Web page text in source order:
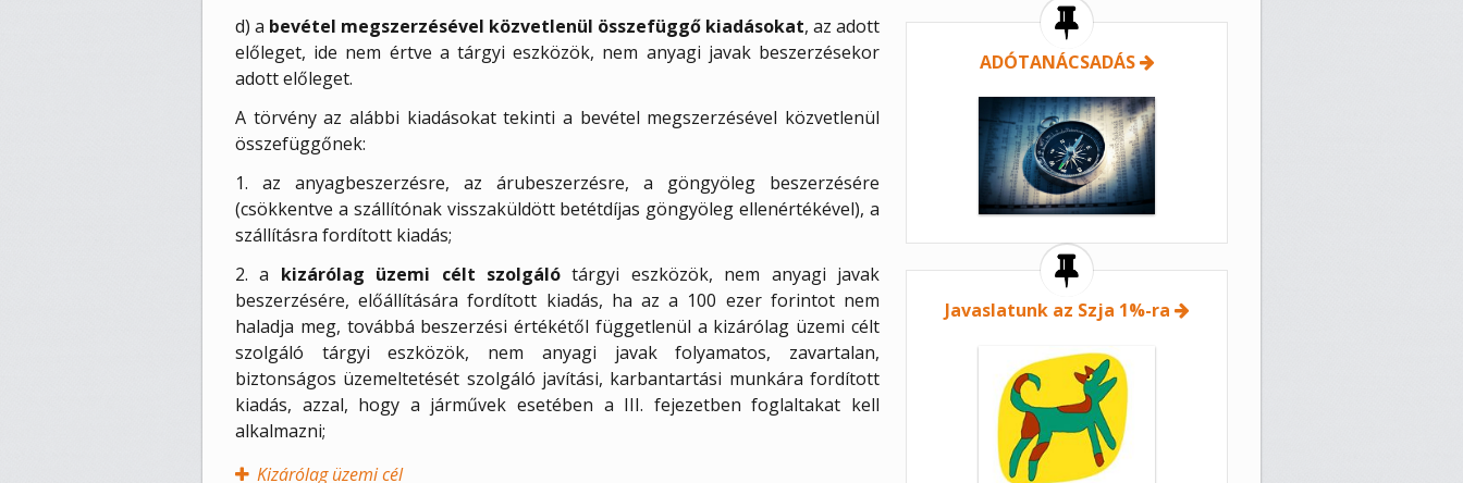
d) a bevétel megszerzésével közvetlenül összefüggő kiadásokat, az adott
előleget, ide nem értve a tárgyi eszközök, nem anyagi javak beszerzésekor
adott előleget.
A törvény az alábbi kiadásokat tekinti a bevétel megszerzésével közvetlenül
összefüggőnek:
1. az anyagbeszerzésre, az árubeszerzésre, a göngyöleg beszerzésére
(csökkentve a szállítónak visszaküldött betétdíjas göngyöleg ellenértékével), a
szállításra fordított kiadás;
2. a kizárólag üzemi célt szolgáló tárgyi eszközök, nem anyagi javak
beszerzésére, előállítására fordított kiadás, ha az a 100 ezer forintot nem
haladja meg, továbbá beszerzési értékétől függetlenül a kizárólag üzemi célt
szolgáló tárgyi eszközök, nem anyagi javak folyamatos, zavartalan,
biztonságos üzemeltetését szolgáló javítási, karbantartási munkára fordított
kiadás, azzal, hogy a járművek esetében a III. fejezetben foglaltakat kell
alkalmazni;
Kizárólag üzemi cél
ADÓTANÁCSADÁS
Javaslatunk az Szja 1%-ra